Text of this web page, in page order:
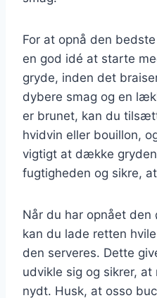
For at opnå den
en god idé at starte
gryde, inden det
dybere smag og en
er brunet, kan du
hvidvin eller bouillon,
vigtigt at dække
fugtigheden og sikre,
Når du har opnået den
kan du lade retten
den serveres. Dette
udvikle sig og sikrer,
nydt. Husk, at osso